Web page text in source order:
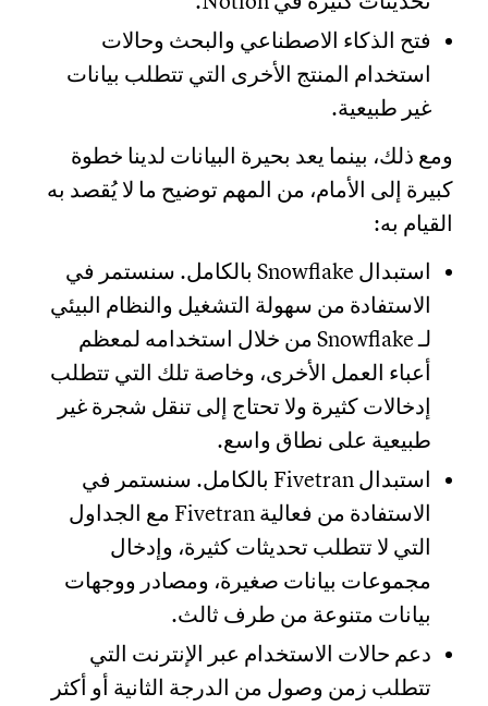
فتح الذكاء الاصطناعي والبحث وحالات
استخدام المنتج الأخرى التي تتطلب بيانات
غير طبيعية.
ومع ذلك، بينما يعد بحيرة البيانات لدينا خطوة
كبيرة إلى الأمام، من المهم توضيح ما لا يُقصد به
القيام به:
استبدال Snowflake بالكامل. سنستمر في
الاستفادة من سهولة التشغيل والنظام البيئي
لـ Snowflake من خلال استخدامه لمعظم
أعباء العمل الأخرى، وخاصة تلك التي تتطلب
إدخالات كثيرة ولا تحتاج إلى تنقل شجرة غير
طبيعية على نطاق واسع.
استبدال Fivetran بالكامل. سنستمر في
الاستفادة من فعالية Fivetran مع الجداول
التي لا تتطلب تحديثات كثيرة، وإدخال
مجموعات بيانات صغيرة، ومصادر ووجهات
بيانات متنوعة من طرف ثالث.
دعم حالات الاستخدام عبر الإنترنت التي
تتطلب زمن وصول من الدرجة الثانية أو أكثر